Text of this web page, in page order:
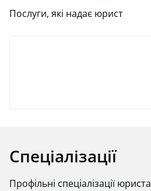
Послуги, які надає юрист
Спеціалізації
Профільні спеціалізації юриста